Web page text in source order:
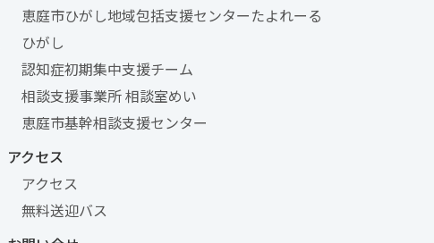
恵庭市ひがし地域包括支援センターたよれーる
ひがし
認知症初期集中支援チーム
相談支援事業所 相談室めい
恵庭市基幹相談支援センター
アクセス
アクセス
無料送迎バス